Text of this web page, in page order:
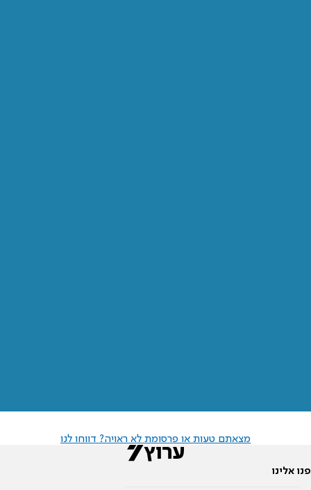
מצאתם טעות או פרסומת לא ראויה? דווחו לנו
פנו אלינו